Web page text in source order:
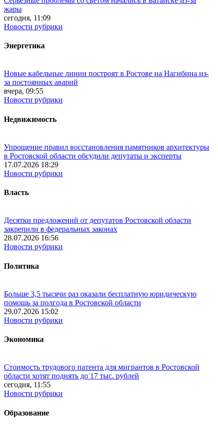
жары
сегодня, 11:09
Новости рубрики
Энергетика
Новые кабельные линии построят в Ростове на Нагибина из-
за постоянных аварий
вчера, 09:55
Новости рубрики
Недвижимость
Упрощение правил восстановления памятников архитектуры
в Ростовской области обсудили депутаты и эксперты
17.07.2026 18:29
Новости рубрики
Власть
Десятки предложений от депутатов Ростовской области
закрепили в федеральных законах
28.07.2026 16:56
Новости рубрики
Политика
Больше 3,5 тысячи раз оказали бесплатную юридическую
помощь за полгода в Ростовской области
29.07.2026 15:02
Новости рубрики
Экономика
Стоимость трудового патента для мигрантов в Ростовской
области хотят поднять до 17 тыс. рублей
сегодня, 11:55
Новости рубрики
Образование